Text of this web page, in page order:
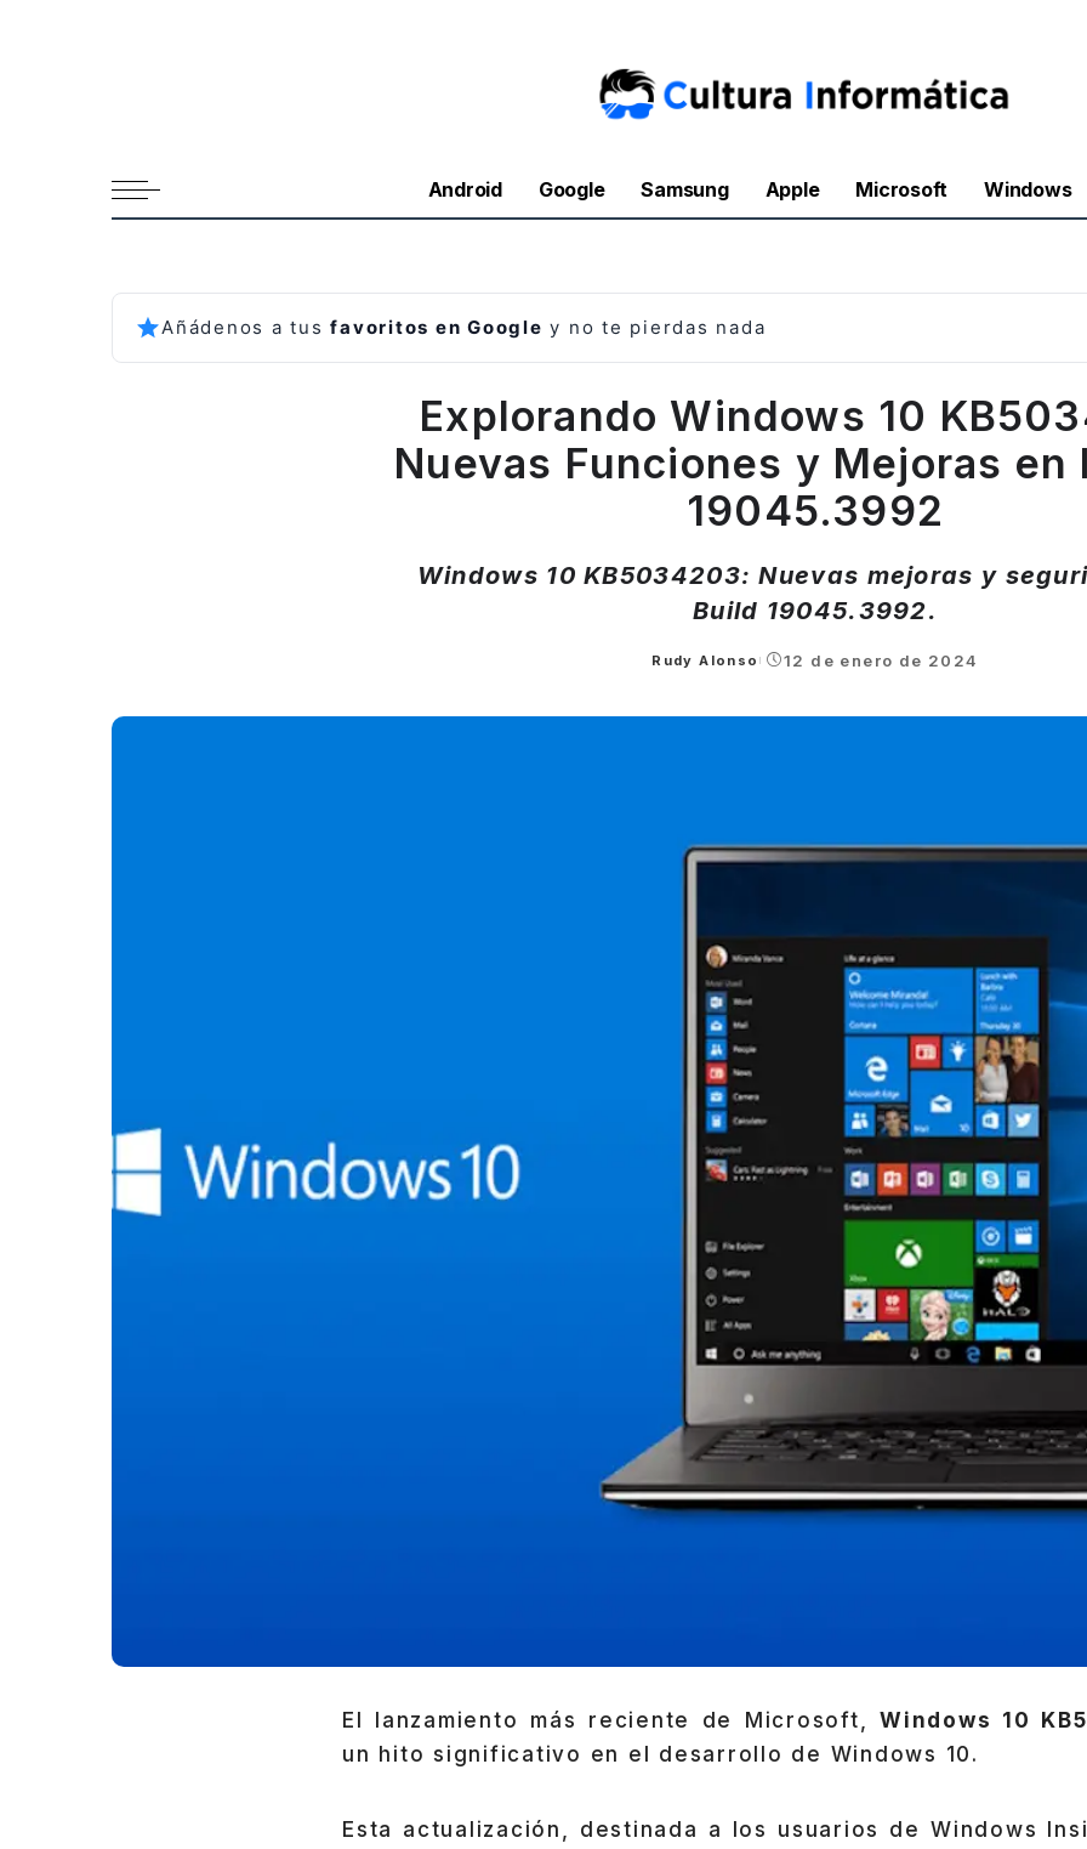
Android Google Samsung Apple Microsoft Windows
Añádenos a tusfavoritos en Google y no te pierdas nada
Explorando Windows 10
Nuevas Funciones y Mejoras en
19045.3992
Windows 10 KB5034203: Nuevas mejoras y
Build 19045.3992.
Posted
Rudy Alonso 12 de enero de 2024
El lanzamiento más reciente de Microsoft, Windows 10
un hito significativo en el desarrollo de Windows 10.
Esta actualización, destinada a los usuarios de Windows